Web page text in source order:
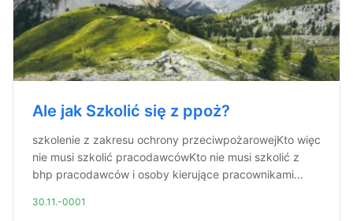
Ale jak Szkolić się z ppoż?
szkolenie z zakresu ochrony przeciwpożarowejKto więc
nie musi szkolić pracodawcówKto nie musi szkolić z
bhp pracodawców i osoby kierujące pracownikami...
30.11.-0001